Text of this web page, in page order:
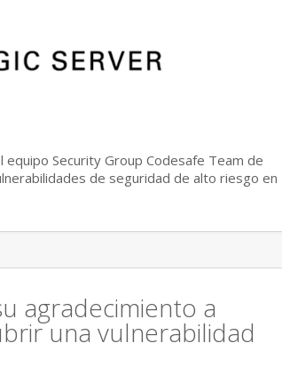
Security Group Codesafe Team de
de seguridad de alto riesgo en
agradecimiento a
una vulnerabilidad